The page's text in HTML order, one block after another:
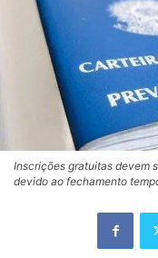
Inscrições gratuitas devem
devido ao fechamento